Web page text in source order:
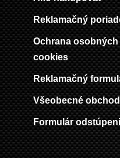
Reklamačný
Ochrana
cookies
Reklamačný
Všeobecné
Formulár